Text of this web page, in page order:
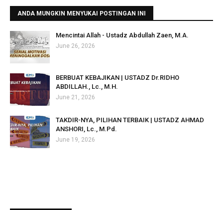
ANDA MUNGKIN MENYUKAI POSTINGAN INI
Mencintai Allah - Ustadz Abdullah Zaen, M.A.
June 26, 2026
BERBUAT KEBAJIKAN | USTADZ Dr.RIDHO
ABDILLAH., Lc., M.H.
June 21, 2026
TAKDIR-NYA, PILIHAN TERBAIK | USTADZ AHMAD
ANSHORI, Lc., M.Pd.
June 19, 2026